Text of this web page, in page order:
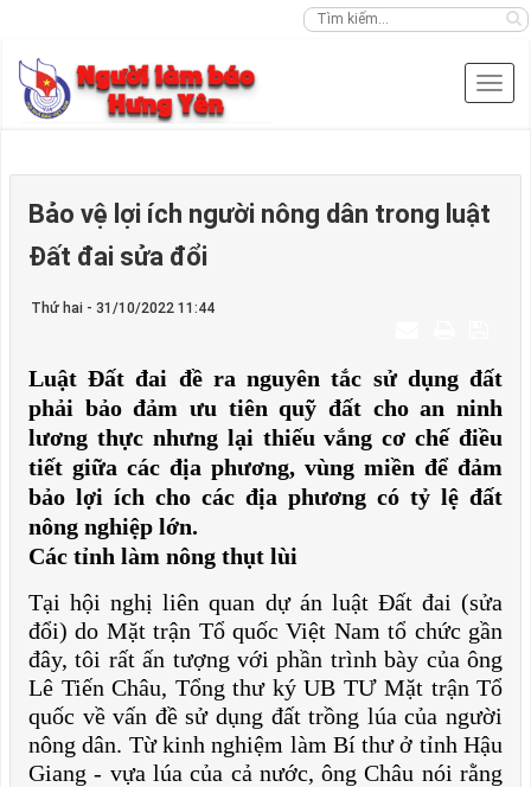
Bảo vệ lợi ích người nông dân trong luật
Đất đai sửa đổi
Thứ hai - 31/10/2022 11:44
Luật Đất đai đề ra nguyên tắc sử dụng đất
phải bảo đảm ưu tiên quỹ đất cho an ninh
lương thực nhưng lại thiếu vắng cơ chế điều
tiết giữa các địa phương, vùng miền để đảm
bảo lợi ích cho các địa phương có tỷ lệ đất
nông nghiệp lớn.
Các tỉnh làm nông thụt lùi
Tại hội nghị liên quan dự án luật Đất đai (sửa
đổi) do Mặt trận Tổ quốc Việt Nam tổ chức gần
đây, tôi rất ấn tượng với phần trình bày của ông
Lê Tiến Châu, Tổng thư ký UB TƯ Mặt trận Tổ
quốc về vấn đề sử dụng đất trồng lúa của người
nông dân. Từ kinh nghiệm làm Bí thư ở tỉnh Hậu
Giang - vựa lúa của cả nước, ông Châu nói rằng